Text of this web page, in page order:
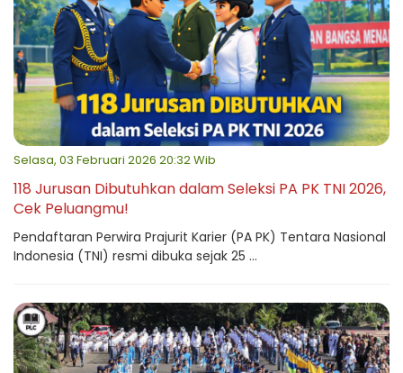
Selasa, 03 Februari 2026 20:32 Wib
118 Jurusan Dibutuhkan dalam Seleksi PA PK TNI 2026,
Cek Peluangmu!
Pendaftaran Perwira Prajurit Karier (PA PK) Tentara Nasional
Indonesia (TNI) resmi dibuka sejak 25 ...